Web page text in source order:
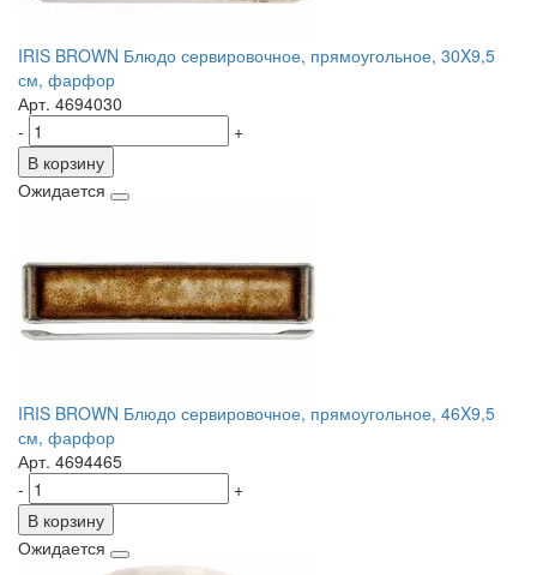
IRIS BROWN Блюдо сервировочное, прямоугольное, 30X9,5
см, фарфор
Арт. 4694030
-
+
В корзину
Ожидается
IRIS BROWN Блюдо сервировочное, прямоугольное, 46X9,5
см, фарфор
Арт. 4694465
-
+
В корзину
Ожидается